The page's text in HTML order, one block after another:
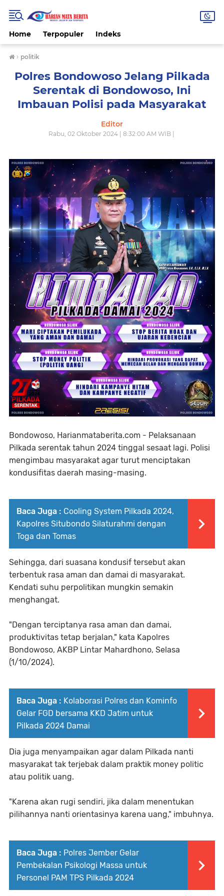
Home Terpopuler Indeks
› politik
Polres Bondowoso Jelang Pilkada
Serentak di Bondowoso, Ini
Imbauan Polisi pada Masyarakat
Editor
Rabu, 02 Oktober 2024 | 8:32:00 AM WIB |
Bondowoso, Harianmataberita.com - Pelaksanaan
Pilkada serentak tahun 2024 tinggal sesaat lagi. Polisi
mengimbau masyarakat agar turut menciptakan
kondusifitas daerah masing-masing.
Baca Juga : Cooling System Pilkada 2024,
Kapolres Situbondo Silaturahmi dengan
Toga dan Tomas
Sehingga, dari suasana kondusif tersebut akan
terbentuk rasa aman dan damai di masyarakat.
Kendati suhu perpolitikan mungkin semakin
menghangat.
"Dengan terciptanya rasa aman dan damai,
produktivitas tetap berjalan," kata Kapolres
Bondowoso, AKBP Lintar Mahardhono, Selasa
(1/10/2024).
Baca Juga : Kolaborasi Polres dan Kominfo
Gelar FGD bersama KKD Jatim untuk
Pilkada 2024 Damai
Dia juga menyampaikan agar dalam Pilkada nanti
masyarakat tak terjebak dalam praktik money politic
atau politik uang.
"Karena akan rugi sendiri, jika dalam menentukan
pilihannya nanti orientasinya karena uang," imbuhnya.
Baca Juga : Polres Jember Gelar
Pembekalan Psikologi Massa untuk
Personel PAM TPS Pilkada 2024